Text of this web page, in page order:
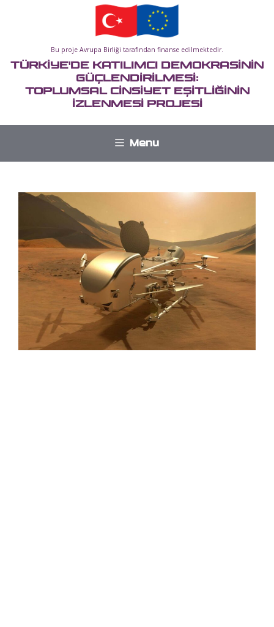
Bu proje Avrupa Birliği tarafından finanse edilmektedir.
TÜRKİYE'DE KATILIMCI DEMOKRASİNİN
GÜÇLENDİRİLMESİ:
TOPLUMSAL CİNSİYET EŞİTLİĞİNİN
İZLENMESİ PROJESİ
Menu